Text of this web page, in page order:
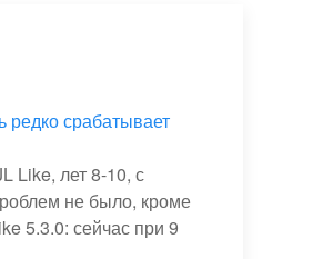
редко срабатывает
Like, лет 8-10, с
не было, кроме
5.3.0: сейчас при 9